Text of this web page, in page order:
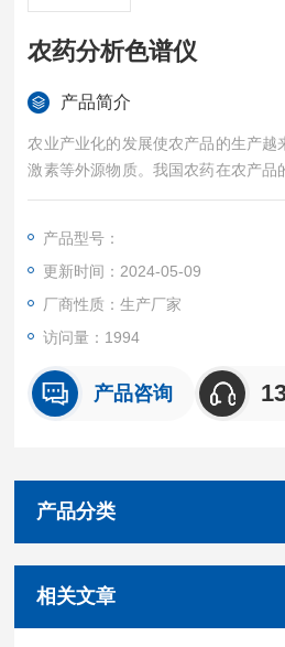
农药分析色谱仪
产品简介
农业产业化的发展使农产品的生产越
激素等外源物质。我国农药在农产品
质的不合理使用必将导致农产品中的
致中毒死亡。农药分析色谱仪
产品型号：
更新时间：2024-05-09
厂商性质：生产厂家
访问量：1994
产品咨询
产品分类
相关文章